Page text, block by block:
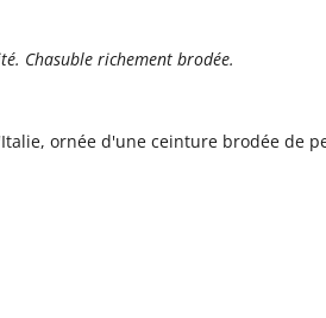
Chasuble richement brodée.
ornée d'une ceinture brodée de